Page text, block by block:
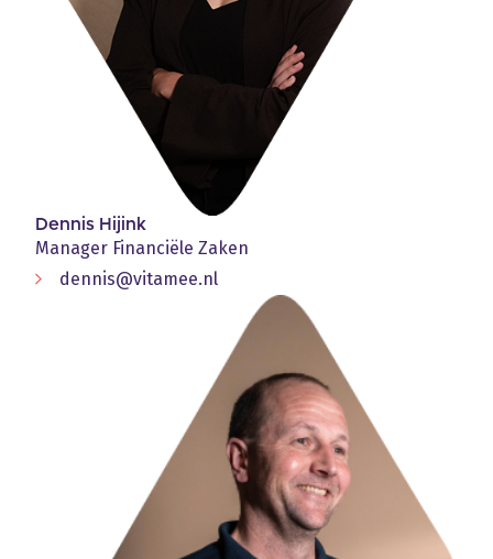
Dennis Hijink
Manager Financiële Zaken
dennis@vitamee.nl